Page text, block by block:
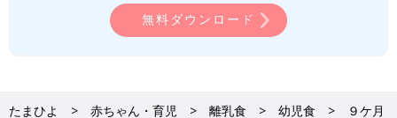
無料ダウンロード
たまひよ 赤ちゃん・育児 離乳食 幼児食
９ケ月